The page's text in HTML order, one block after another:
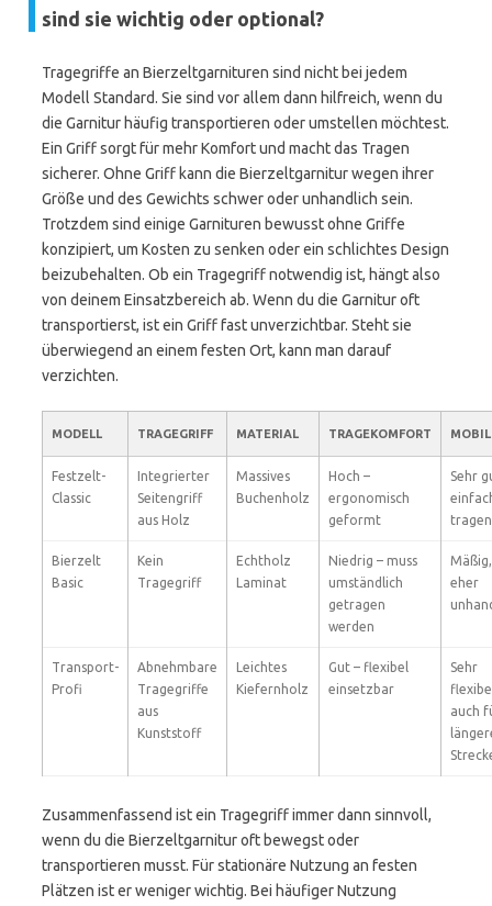
sind sie wichtig oder optional?
Tragegriffe an Bierzeltgarnituren sind nicht bei jedem
Modell Standard. Sie sind vor allem dann hilfreich, wenn du
die Garnitur häufig transportieren oder umstellen möchtest.
Ein Griff sorgt für mehr Komfort und macht das Tragen
sicherer. Ohne Griff kann die Bierzeltgarnitur wegen ihrer
Größe und des Gewichts schwer oder unhandlich sein.
Trotzdem sind einige Garnituren bewusst ohne Griffe
konzipiert, um Kosten zu senken oder ein schlichtes Design
beizubehalten. Ob ein Tragegriff notwendig ist, hängt also
von deinem Einsatzbereich ab. Wenn du die Garnitur oft
transportierst, ist ein Griff fast unverzichtbar. Steht sie
überwiegend an einem festen Ort, kann man darauf
verzichten.
MODELL TRAGEGRIFF MATERIAL TRAGEKOMFORT
Festzelt-
Classic
Integrierter
Seitengriff
aus Holz
Massives
Buchenholz
Hoch –
ergonomisch
geformt
Sehr
tragen
Bierzelt
Basic
Kein
Tragegriff
Echtholz
Laminat
Niedrig – muss
umständlich
getragen
werden
Mäßig,
eher
Transport-
Profi
Abnehmbare
Tragegriffe
aus
Kunststoff
Leichtes
Kiefernholz
Gut – flexibel
einsetzbar
Sehr
auch
Zusammenfassend ist ein Tragegriff immer dann sinnvoll,
wenn du die Bierzeltgarnitur oft bewegst oder
transportieren musst. Für stationäre Nutzung an festen
Plätzen ist er weniger wichtig. Bei häufiger Nutzung